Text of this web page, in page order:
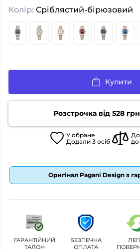
Колір: Сріблястий-бірюзовий
Купити
Розстрочка від 528 грн
У обране
Додали 3осіб
до
Оригінал Pagani Design з
ГАРАНТІЙНИЙ
ТАЛОН
БЕЗПЕЧНА
ОПЛАТА